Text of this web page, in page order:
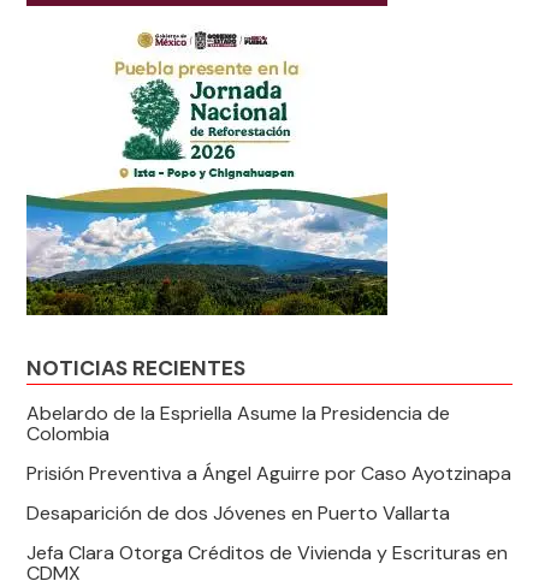
NOTICIAS RECIENTES
Abelardo de la Espriella Asume la Presidencia de
Colombia
Prisión Preventiva a Ángel Aguirre por Caso Ayotzinapa
Desaparición de dos Jóvenes en Puerto Vallarta
Jefa Clara Otorga Créditos de Vivienda y Escrituras en
CDMX